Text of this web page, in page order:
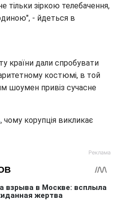
тільки зіркою телебачення,
- йдеться в
країни дали спробувати
костюмі, в той
шоумен привіз сучасне
, чому корупція викликає